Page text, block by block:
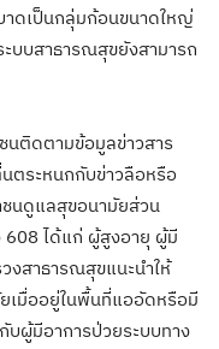
าดเป็นกลุ่มก้อนขนาดใหญ่
บบสาธารณสุขยังสามารถ
นติดตามข้อมูลข่าวสาร
ตระหนกกับข่าวลือหรือ
ชนดูแลสุขอนามัยส่วน
608 ได้แก่ ผู้สูงอายุ ผู้มี
งสาธารณสุขแนะนำให้
เมื่ออยู่ในพื้นที่แออัดหรือมี
ผู้มีอาการป่วยระบบทาง